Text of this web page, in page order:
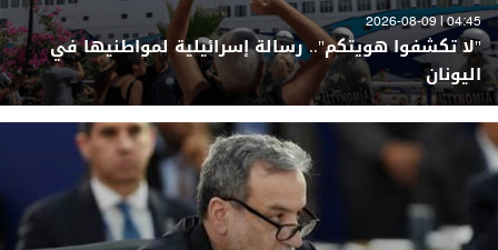
04:45 | 2026-08-09
"لا تكشفوا هويتكم".. رسالة إسرائيلية لمواطنيها في
اليونان